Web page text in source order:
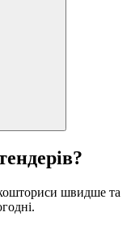
швидше та